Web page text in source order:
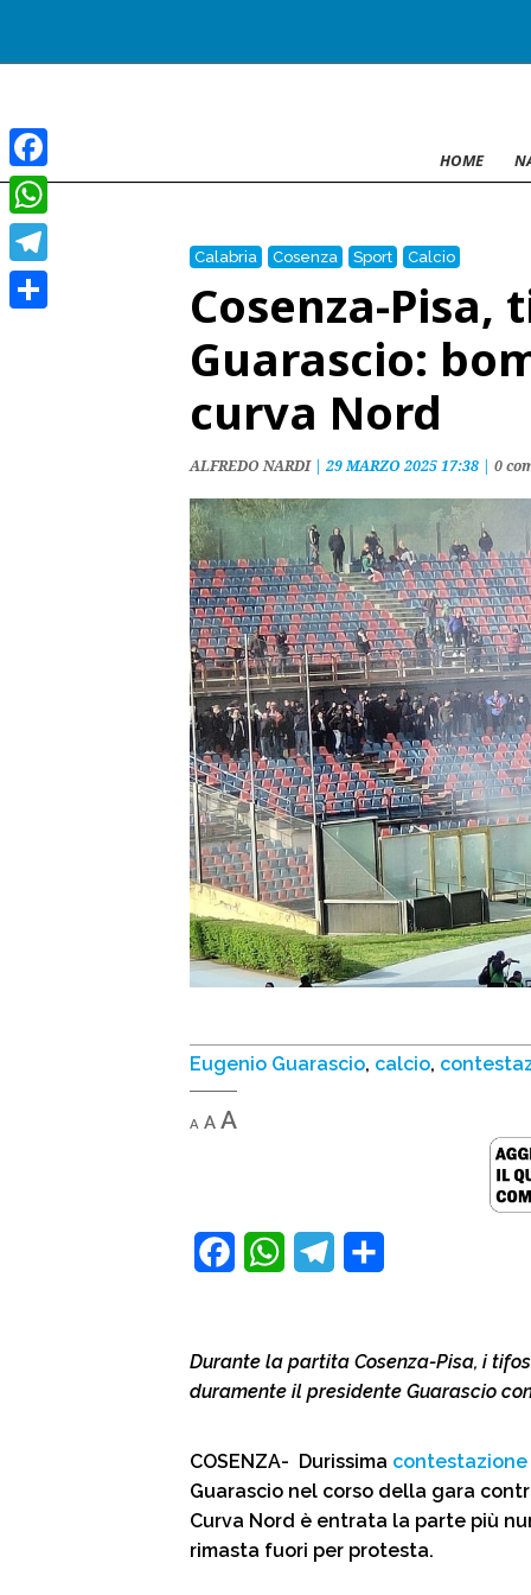
HOME
Calabria Cosenza Sport Calcio
Cosenza-Pisa,
Guarascio:
curva Nord
ALFREDO NARDI| 29 MARZO 2025 17:38 | 0
Eugenio Guarascio, calcio,
A
Decrease
font
A Reset
font
AIncrease
e
o
o
k
W
t
p
p
e
r
a
m
d
v
i
d
Durante la partita Cosenza-Pisa, i
duramente il presidente Guarascio
COSENZA- Durissima contestazione
Guarascio nel corso della gara
Curva Nord è entrata la parte più
rimasta fuori per protesta.
Facebook
WhatsApp
Telegram